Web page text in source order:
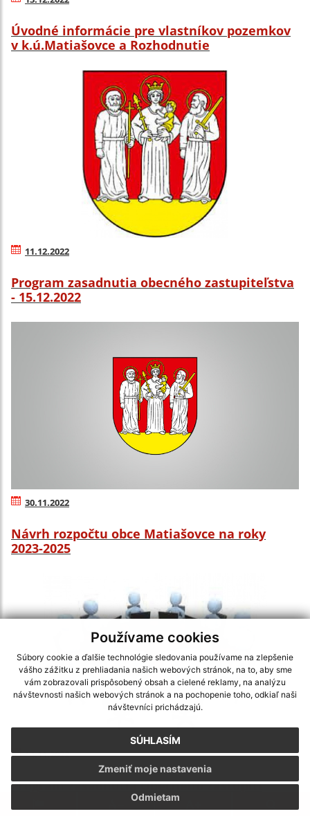
Používame cookies
Súbory cookie a ďalšie technológie sledovania používame na zlepšenie
vášho zážitku z prehliadania našich webových stránok, na to, aby sme
vám zobrazovali prispôsobený obsah a cielené reklamy, na analýzu
návštevnosti našich webových stránok a na pochopenie toho, odkiaľ naši
návštevníci prichádzajú.
SÚHLASÍM
Odmietam
Zmeniť moje nastavenia
Úvodné informácie pre vlastníkov pozemkov
v k.ú.Matiašovce a Rozhodnutie
11.12.2022
Program zasadnutia obecného zastupiteľstva
- 15.12.2022
30.11.2022
Návrh rozpočtu obce Matiašovce na roky
2023-2025
14.11.2022
Program zasadnutia Obecného zastupiteľstva